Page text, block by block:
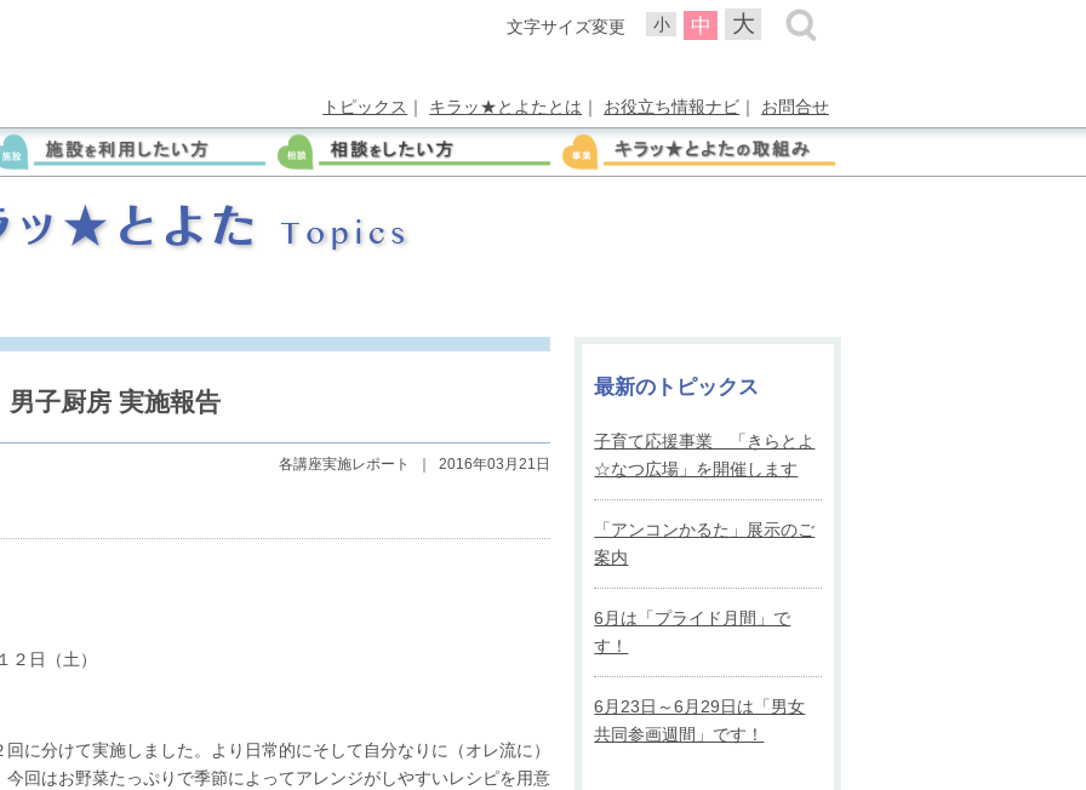
小 中 大
文字サイズ変更
トピックス ｜ キラッ★とよたとは ｜ お役立ち情報ナビ ｜ お問合せ
男子厨房 実施報告
各講座実施レポート ｜ 2016年03月21日
日（土）
に分けて実施しました。より日常的にそして自分なりに（オレ流に）
回はお野菜たっぷりで季節によってアレンジがしやすいレシピを用意
最新のトピックス
子育て応援事業 「きらとよ
☆なつ広場」を開催します
「アンコンかるた」展示のご
案内
6月は「プライド月間」で
す！
6月23日～6月29日は「男女
共同参画週間」です！